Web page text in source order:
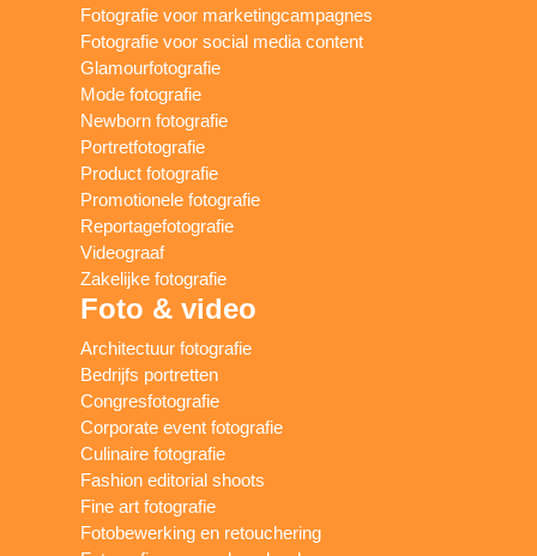
Fotografie voor marketingcampagnes
Fotografie voor social media content
Glamourfotografie
Mode fotografie
Newborn fotografie
Portretfotografie
Product fotografie
Promotionele fotografie
Reportagefotografie
Videograaf
Zakelijke fotografie
Foto & video
Architectuur fotografie
Bedrijfs portretten
Congresfotografie
Corporate event fotografie
Culinaire fotografie
Fashion editorial shoots
Fine art fotografie
Fotobewerking en retouchering